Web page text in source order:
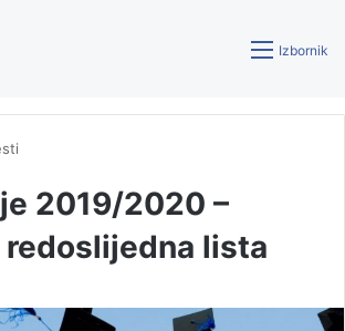
Izbornik
2019/2020 –
redoslijedna lista